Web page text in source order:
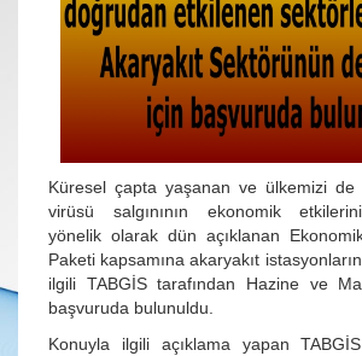
Küresel çapta yaşanan ve ülkemizi de
virüsü salgınının ekonomik
yönelik olarak dün açıklanan
Paketi kapsamına akaryakıt
ilgili TABGİS tarafından Hazine ve
başvuruda bulunuldu.
Konuyla ilgili açıklama yapan